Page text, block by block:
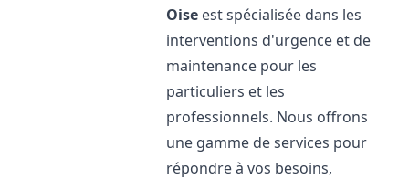
Oise est spécialisée dans les
interventions d'urgence et de
maintenance pour les
particuliers et les
professionnels. Nous offrons
une gamme de services pour
répondre à vos besoins,